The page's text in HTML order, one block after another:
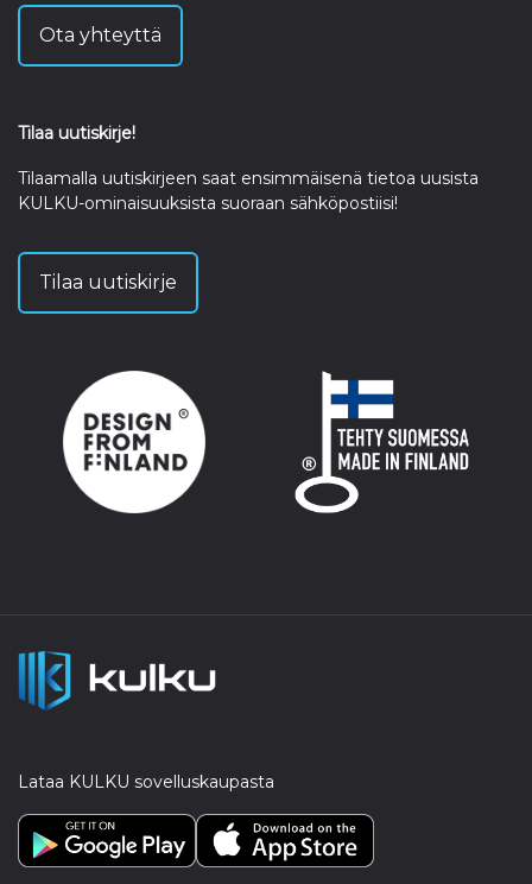
Ota yhteyttä
Tilaa uutiskirje!
Tilaamalla uutiskirjeen saat ensimmäisenä tietoa uusista
KULKU-ominaisuuksista suoraan sähköpostiisi!
Tilaa uutiskirje
Lataa KULKU sovelluskaupasta